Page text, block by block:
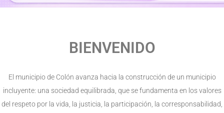
BIENVENIDO
El municipio de Colón avanza hacia la construcción de un municipio
incluyente: una sociedad equilibrada, que se fundamenta en los valores
del respeto por la vida, la justicia, la participación, la corresponsabilidad,